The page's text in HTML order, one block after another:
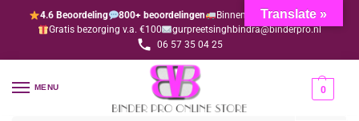
4.6 Beoordeling 800+ beoordelingen
Binnen 1-3 dagen geleverd
Gratis bezorging v.a. €100
gurpreetsinghbindra@binderpro.nl
06 57 35 04 25
MENU 0
Translate »